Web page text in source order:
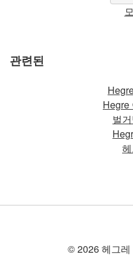
관련된
Hegre
벌
© 2026 헤그레